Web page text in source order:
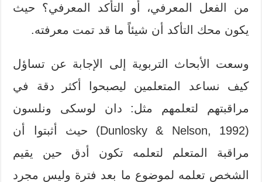
من الفعل المعرفي، أو التأكد المعرفي؟ حيث
يكون محك التأكد أن شيئاً ما قد تمت معرفته.
وسعت الأبحاث التربوية إلى الإجابة عن تساؤل
كيف نساعد المتعلمين ليصبحوا أكثر دقة في
مراقبتهم لتعلمهم مثل: دان لوسكى ونلسون
(Dunlosky & Nelson, 1992) حيث أثبتوا أن
مراقبة المتعلم لتعلمه تكون أدق حين يقيم
الشخص تعلمه لموضوع ما بعد فترة وليس مجرد